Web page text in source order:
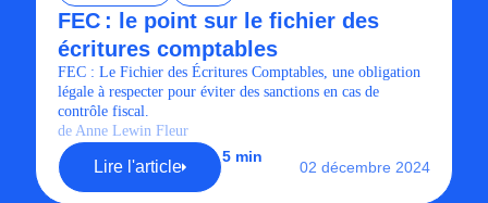
FEC : le point sur le fichier des
écritures comptables
FEC : Le Fichier des Écritures Comptables, une obligation
légale à respecter pour éviter des sanctions en cas de
contrôle fiscal.
de Anne Lewin Fleur
Lire l'article
5 min
02 décembre 2024